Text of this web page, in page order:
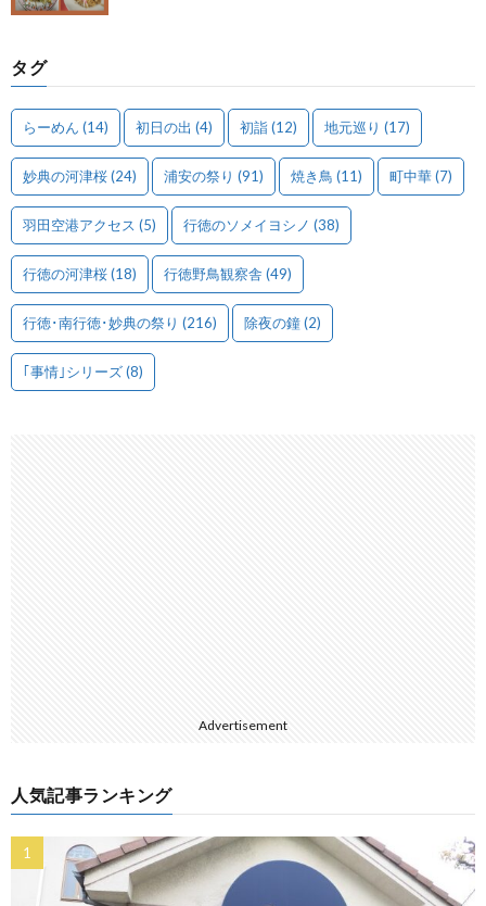
タグ
らーめん (14) 初日の出 (4) 初詣(12) 地元巡り (17)
妙典の河津桜(24) 浦安の祭り (91) 焼き鳥 (11) 町中華(7)
羽田空港アクセス (5) 行徳のソメイヨシノ (38)
行徳の河津桜(18) 行徳野鳥観察舎 (49)
行徳･南行徳･妙典の祭り (216) 除夜の鐘(2)
｢事情｣シリーズ(8)
Advertisement
人気記事ランキング